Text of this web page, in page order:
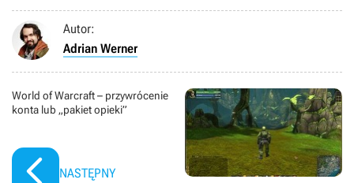
Autor:
Adrian Werner
World of Warcraft – przywrócenie
konta lub „pakiet opieki”
NASTĘPNY